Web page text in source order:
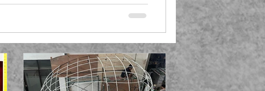
fisik, dan pembinaan prestasi siswa .
sekolah terkendala pada biaya
basket yang cepat rusak , terutama
outdoor. Di sinilah papan basket
, dan jauh lebih awet dibandin